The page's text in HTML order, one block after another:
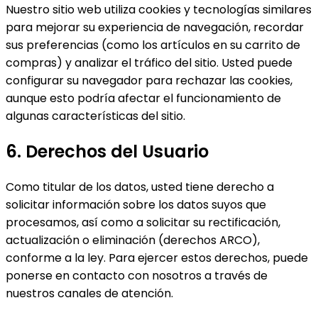
Nuestro sitio web utiliza cookies y tecnologías similares
para mejorar su experiencia de navegación, recordar
sus preferencias (como los artículos en su carrito de
compras) y analizar el tráfico del sitio. Usted puede
configurar su navegador para rechazar las cookies,
aunque esto podría afectar el funcionamiento de
algunas características del sitio.
6. Derechos del Usuario
Como titular de los datos, usted tiene derecho a
solicitar información sobre los datos suyos que
procesamos, así como a solicitar su rectificación,
actualización o eliminación (derechos ARCO),
conforme a la ley. Para ejercer estos derechos, puede
ponerse en contacto con nosotros a través de
nuestros canales de atención.